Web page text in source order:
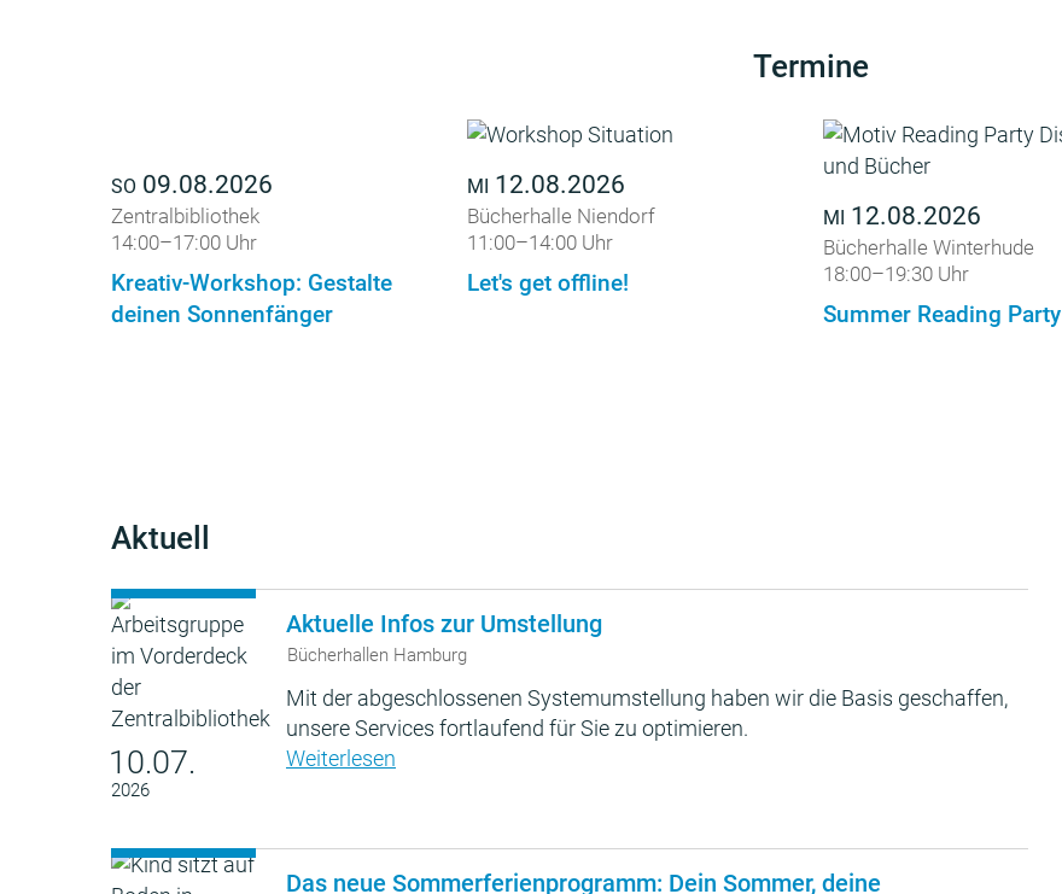
Termine
SO 09.08.2026
Zentralbibliothek
14:00–17:00 Uhr
Kreativ-Workshop: Gestalte
deinen Sonnenfänger
MI 12.08.2026
Bücherhalle Niendorf
11:00–14:00 Uhr
Let's get offline!
MI 12.08.2026
Bücherhalle Winterhude
18:00–19:30 Uhr
Summer Reading Party
Aktuell
10.07.
2026
Aktuelle Infos zur Umstellung
Bücherhallen Hamburg
Mit der abgeschlossenen Systemumstellung haben wir die Basis geschaffen,
unsere Services fortlaufend für Sie zu optimieren.
Weiterlesen
Das neue Sommerferienprogramm: Dein Sommer, deine